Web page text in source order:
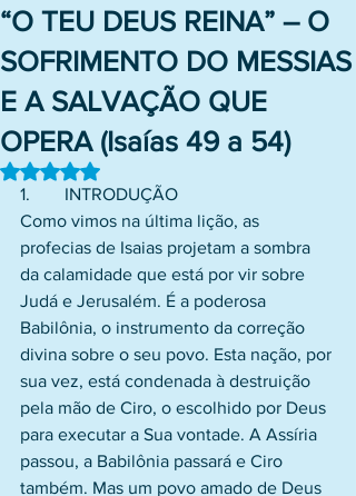
“O TEU DEUS REINA” – O
SOFRIMENTO DO MESSIAS
E A SALVAÇÃO QUE
OPERA (Isaías 49 a 54)
Avaliado com NaN de 5 estrelas.
1.	INTRODUÇÃO
Como vimos na última lição, as
profecias de Isaias projetam a sombra
da calamidade que está por vir sobre
Judá e Jerusalém. É a poderosa
Babilônia, o instrumento da correção
divina sobre o seu povo. Esta nação, por
sua vez, está condenada à destruição
pela mão de Ciro, o escolhido por Deus
para executar a Sua vontade. A Assíria
passou, a Babilônia passará e Ciro
também. Mas um povo amado de Deus